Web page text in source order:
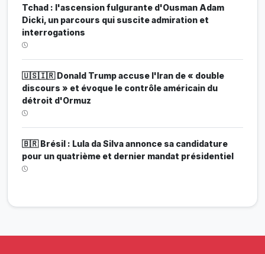
Tchad : l'ascension fulgurante d'Ousman Adam
Dicki, un parcours qui suscite admiration et
interrogations
🇺🇸🇮🇷 Donald Trump accuse l'Iran de « double
discours » et évoque le contrôle américain du
détroit d'Ormuz
🇧🇷 Brésil : Lula da Silva annonce sa candidature
pour un quatrième et dernier mandat présidentiel